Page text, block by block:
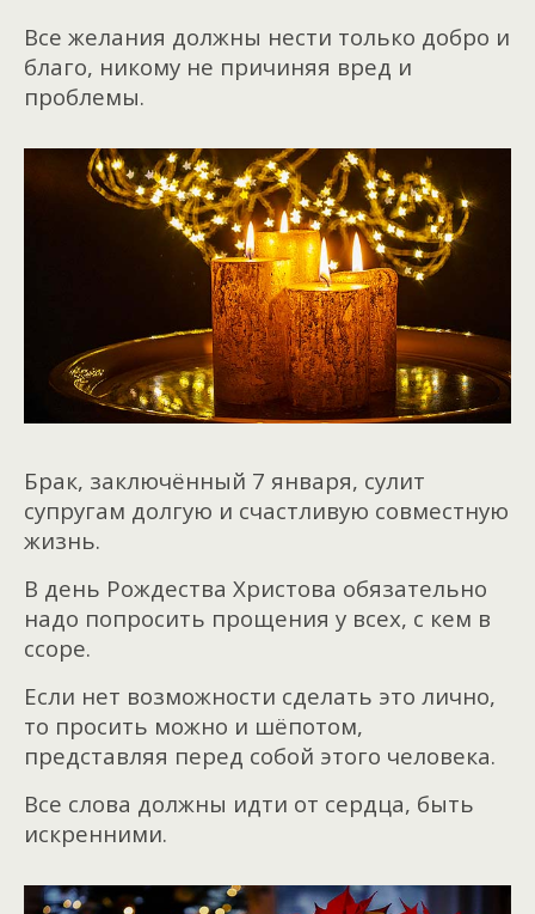
Все желания должны нести только добро и
благо, никому не причиняя вред и
проблемы.
Брак, заключённый 7 января, сулит
супругам долгую и счастливую совместную
жизнь.
В день Рождества Христова обязательно
надо попросить прощения у всех, с кем в
ссоре.
Если нет возможности сделать это лично,
то просить можно и шёпотом,
представляя перед собой этого человека.
Все слова должны идти от сердца, быть
искренними.